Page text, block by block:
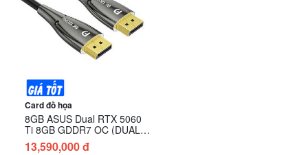
Card đồ họa
8GB ASUS Dual RTX 5060
Ti 8GB GDDR7 OC (DUAL-
RTX5060TI-O8G)
13,590,000 đ